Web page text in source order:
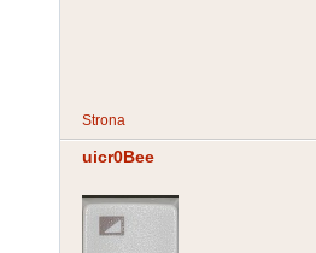
Strona
uicr0Bee